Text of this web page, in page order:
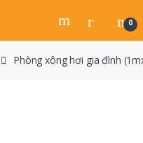
0
Phòng xông hơi gia đình